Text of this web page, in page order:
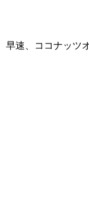
早速、ココナッツ